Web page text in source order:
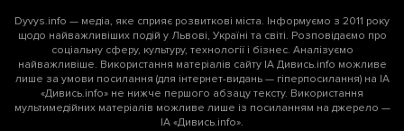
Dyvys.info — медіа, яке сприяє розвиткові міста. Інформуємо з 2011 року
щодо найважливіших подій у Львові, Україні та світі. Розповідаємо про
соціальну сферу, культуру, технології і бізнес. Аналізуємо
найважливіше. Використання матеріалів сайту ІА Дивись.info можливе
лише за умови посилання (для інтернет-видань — гіперпосилання) на ІА
«Дивись.info» не нижче першого абзацу тексту. Використання
мультимедійних матеріалів можливе лише із посиланням на джерело —
ІА «Дивись.info».